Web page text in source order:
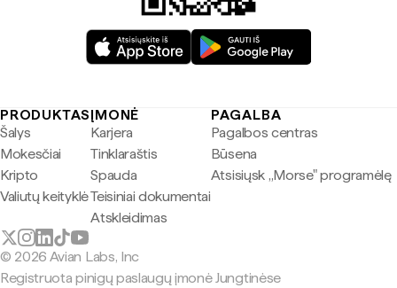
PRODUKTAS
Šalys
Mokesčiai
Kripto
Valiutų keityklė
ĮMONĖ
Karjera
Tinklaraštis
Spauda
Teisiniai dokumentai
Atskleidimas
PAGALBA
Pagalbos centras
Būsena
Atsisiųsk „Morse" programėlę
© 2026 Avian Labs, Inc
Registruota pinigų paslaugų įmonė Jungtinėse